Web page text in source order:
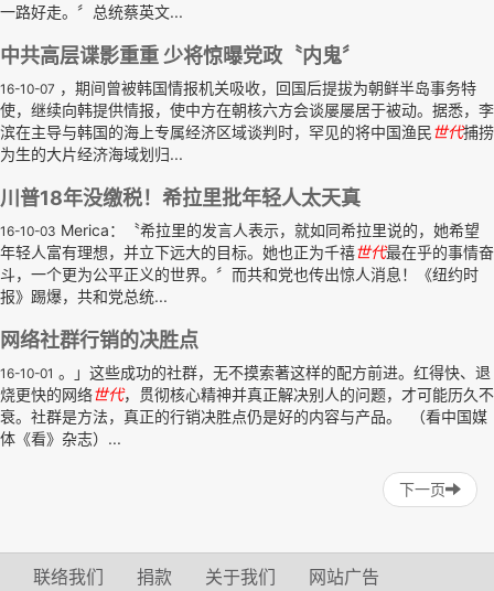
一路好走。〞总统蔡英文...
中共高层谍影重重 少将惊曝党政〝内鬼〞
16-10-07 ，期间曾被韩国情报机关吸收，回国后提拔为朝鲜半岛事务特
使，继续向韩提供情报，使中方在朝核六方会谈屡屡居于被动。据悉，李
滨在主导与韩国的海上专属经济区域谈判时，罕见的将中国渔民世代捕捞
为生的大片经济海域划归...
川普18年没缴税！希拉里批年轻人太天真
16-10-03 Merica：〝希拉里的发言人表示，就如同希拉里说的，她希望
年轻人富有理想，并立下远大的目标。她也正为千禧世代最在乎的事情奋
斗，一个更为公平正义的世界。〞而共和党也传出惊人消息！《纽约时
报》踢爆，共和党总统...
网络社群行销的决胜点
16-10-01 。」这些成功的社群，无不摸索著这样的配方前进。红得快、退
烧更快的网络世代，贯彻核心精神并真正解决别人的问题，才可能历久不
衰。社群是方法，真正的行销决胜点仍是好的内容与产品。 （看中国媒
体《看》杂志）...
下一页
联络我们 捐款 关于我们 网站广告